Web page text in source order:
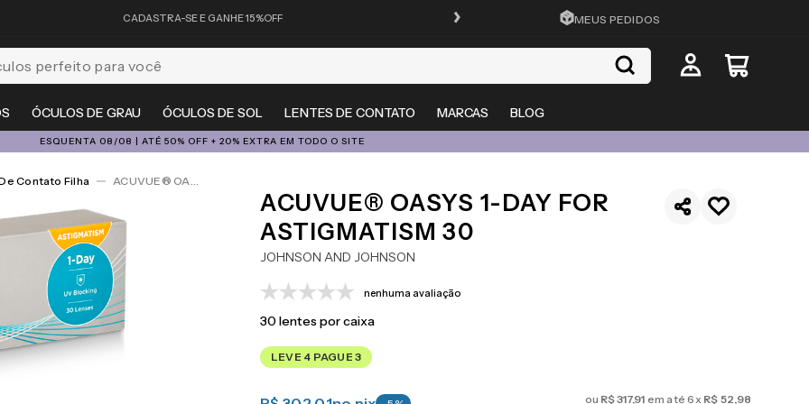
CADASTRA-SE E GANHE 15%OFF FRETE GRÁTIS EM TODO O SITE
MEUS PEDIDOS
ÓCULOS DE GRAU ÓCULOS DE SOL LENTES DE CONTATO MARCAS BLOG
para você
ESQUENTA 08/08 | ATÉ 50% OFF + 20% EXTRA EM TODO O SITE
Contato Filha ACUVUE® OASYS 1-Day For Astigmatism 30
ACUVUE® OASYS 1-DAY FOR
ASTIGMATISM 30
JOHNSON AND JOHNSON
nenhuma avaliação
30lentes por caixa
LEVE 4 PAGUE 3
ou R$317,91 em até6x R$ 52,98